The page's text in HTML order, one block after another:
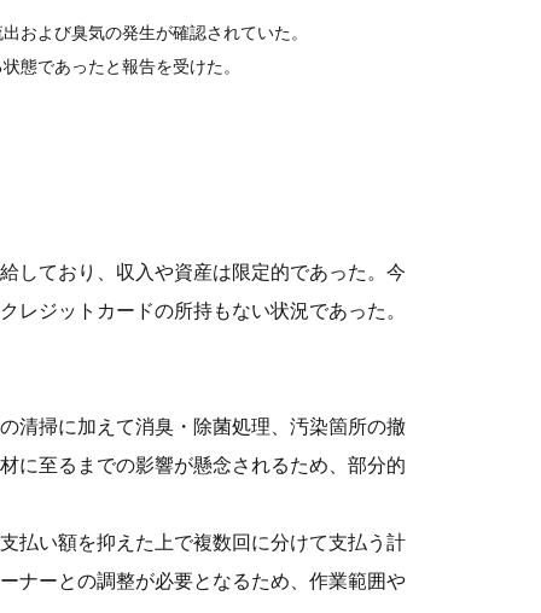
および臭気の発生が確認されていた。
態であったと報告を受けた。
しており、収入や資産は限定的であった。今
ジットカードの所持もない状況であった。
清掃に加えて消臭・除菌処理、汚染箇所の撤
に至るまでの影響が懸念されるため、部分的
払い額を抑えた上で複数回に分けて支払う計
ナーとの調整が必要となるため、作業範囲や